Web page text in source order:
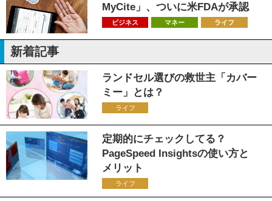
MyCite」、ついに米FDAが承認
ビジネス マネー ライフ
新着記事
ランドセル選びの救世主「カバー
ミー」とは？
ライフ
定期的にチェックしてる？
PageSpeed Insightsの使い方と
メリット
ライフ